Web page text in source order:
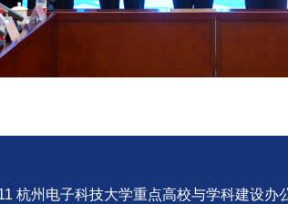
杭州电子科技大学重点高校与学科建设办